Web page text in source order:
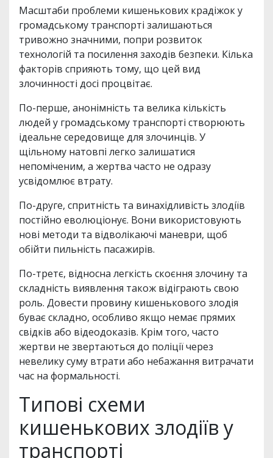
Масштаби проблеми кишенькових крадіжок у
громадському транспорті залишаються
тривожно значними, попри розвиток
технологій та посилення заходів безпеки. Кілька
факторів сприяють тому, що цей вид
злочинності досі процвітає.
По-перше, анонімність та велика кількість
людей у громадському транспорті створюють
ідеальне середовище для злочинців. У
щільному натовпі легко залишатися
непоміченим, а жертва часто не одразу
усвідомлює втрату.
По-друге, спритність та винахідливість злодіїв
постійно еволюціонує. Вони використовують
нові методи та відволікаючі маневри, щоб
обійти пильність пасажирів.
По-третє, відносна легкість скоєння злочину та
складність виявлення також відіграють свою
роль. Довести провину кишенькового злодія
буває складно, особливо якщо немає прямих
свідків або відеодоказів. Крім того, часто
жертви не звертаються до поліції через
невелику суму втрати або небажання витрачати
час на формальності.
Типові схеми
кишенькових злодіїв у
транспорті